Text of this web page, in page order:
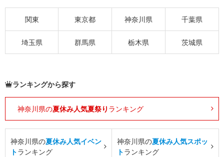
関東 東京都 神奈川県 千葉県
埼玉県 群馬県 栃木県 茨城県
ランキングから探す
神奈川県の夏休み人気夏祭り ランキング
神奈川県の夏休み人気イベン
トランキング
神奈川県の夏休み人気スポッ
トランキング